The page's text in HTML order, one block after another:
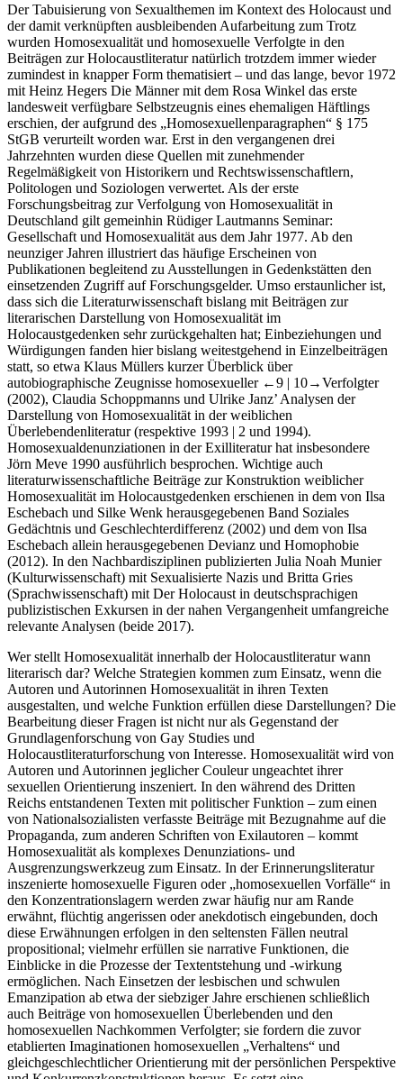
Der Tabuisierung von Sexualthemen im Kontext des Holocaust und
der damit verknüpften ausbleibenden Aufarbeitung zum Trotz
wurden Homosexualität und homosexuelle Verfolgte in den
Beiträgen zur Holocaustliteratur natürlich trotzdem immer wieder
zumindest in knapper Form thematisiert – und das lange, bevor 1972
mit Heinz Hegers Die Männer mit dem Rosa Winkel das erste
landesweit verfügbare Selbstzeugnis eines ehemaligen Häftlings
erschien, der aufgrund des „Homosexuellenparagraphen“ § 175
StGB verurteilt worden war. Erst in den vergangenen drei
Jahrzehnten wurden diese Quellen mit zunehmender
Regelmäßigkeit von Historikern und Rechtswissenschaftlern,
Politologen und Soziologen verwertet. Als der erste
Forschungsbeitrag zur Verfolgung von Homosexualität in
Deutschland gilt gemeinhin Rüdiger Lautmanns Seminar:
Gesellschaft und Homosexualität aus dem Jahr 1977. Ab den
neunziger Jahren illustriert das häufige Erscheinen von
Publikationen begleitend zu Ausstellungen in Gedenkstätten den
einsetzenden Zugriff auf Forschungsgelder. Umso erstaunlicher ist,
dass sich die Literaturwissenschaft bislang mit Beiträgen zur
literarischen Darstellung von Homosexualität im
Holocaustgedenken sehr zurückgehalten hat; Einbeziehungen und
Würdigungen fanden hier bislang weitestgehend in Einzelbeiträgen
statt, so etwa Klaus Müllers kurzer Überblick über
autobiographische Zeugnisse homosexueller ←9 | 10→Verfolgter
(2002), Claudia Schoppmanns und Ulrike Janz’ Analysen der
Darstellung von Homosexualität in der weiblichen
Überlebendenliteratur (respektive 1993 | 2 und 1994).
Homosexualdenunziationen in der Exilliteratur hat insbesondere
Jörn Meve 1990 ausführlich besprochen. Wichtige auch
literaturwissenschaftliche Beiträge zur Konstruktion weiblicher
Homosexualität im Holocaustgedenken erschienen in dem von Ilsa
Eschebach und Silke Wenk herausgegebenen Band Soziales
Gedächtnis und Geschlechterdifferenz (2002) und dem von Ilsa
Eschebach allein herausgegebenen Devianz und Homophobie
(2012). In den Nachbardisziplinen publizierten Julia Noah Munier
(Kulturwissenschaft) mit Sexualisierte Nazis und Britta Gries
(Sprachwissenschaft) mit Der Holocaust in deutschsprachigen
publizistischen Exkursen in der nahen Vergangenheit umfangreiche
relevante Analysen (beide 2017).
Wer stellt Homosexualität innerhalb der Holocaustliteratur wann
literarisch dar? Welche Strategien kommen zum Einsatz, wenn die
Autoren und Autorinnen Homosexualität in ihren Texten
ausgestalten, und welche Funktion erfüllen diese Darstellungen? Die
Bearbeitung dieser Fragen ist nicht nur als Gegenstand der
Grundlagenforschung von Gay Studies und
Holocaustliteraturforschung von Interesse. Homosexualität wird von
Autoren und Autorinnen jeglicher Couleur ungeachtet ihrer
sexuellen Orientierung inszeniert. In den während des Dritten
Reichs entstandenen Texten mit politischer Funktion – zum einen
von Nationalsozialisten verfasste Beiträge mit Bezugnahme auf die
Propaganda, zum anderen Schriften von Exilautoren – kommt
Homosexualität als komplexes Denunziations- und
Ausgrenzungswerkzeug zum Einsatz. In der Erinnerungsliteratur
inszenierte homosexuelle Figuren oder „homosexuellen Vorfälle“ in
den Konzentrationslagern werden zwar häufig nur am Rande
erwähnt, flüchtig angerissen oder anekdotisch eingebunden, doch
diese Erwähnungen erfolgen in den seltensten Fällen neutral
propositional; vielmehr erfüllen sie narrative Funktionen, die
Einblicke in die Prozesse der Textentstehung und -wirkung
ermöglichen. Nach Einsetzen der lesbischen und schwulen
Emanzipation ab etwa der siebziger Jahre erschienen schließlich
auch Beiträge von homosexuellen Überlebenden und den
homosexuellen Nachkommen Verfolgter; sie fordern die zuvor
etablierten Imaginationen homosexuellen „Verhaltens“ und
gleichgeschlechtlicher Orientierung mit der persönlichen Perspektive